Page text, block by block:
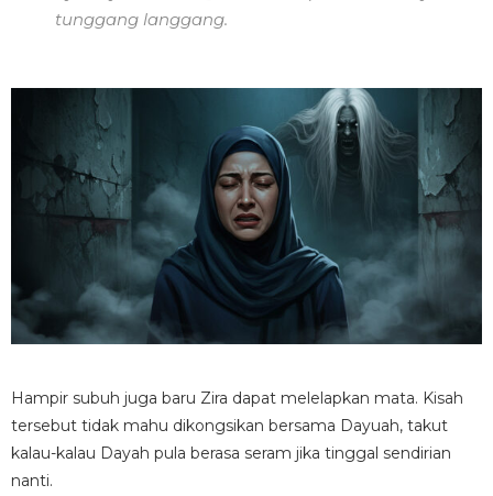
tunggang langgang.
Hampir subuh juga baru Zira dapat melelapkan mata. Kisah
tersebut tidak mahu dikongsikan bersama Dayuah, takut
kalau-kalau Dayah pula berasa seram jika tinggal sendirian
nanti.